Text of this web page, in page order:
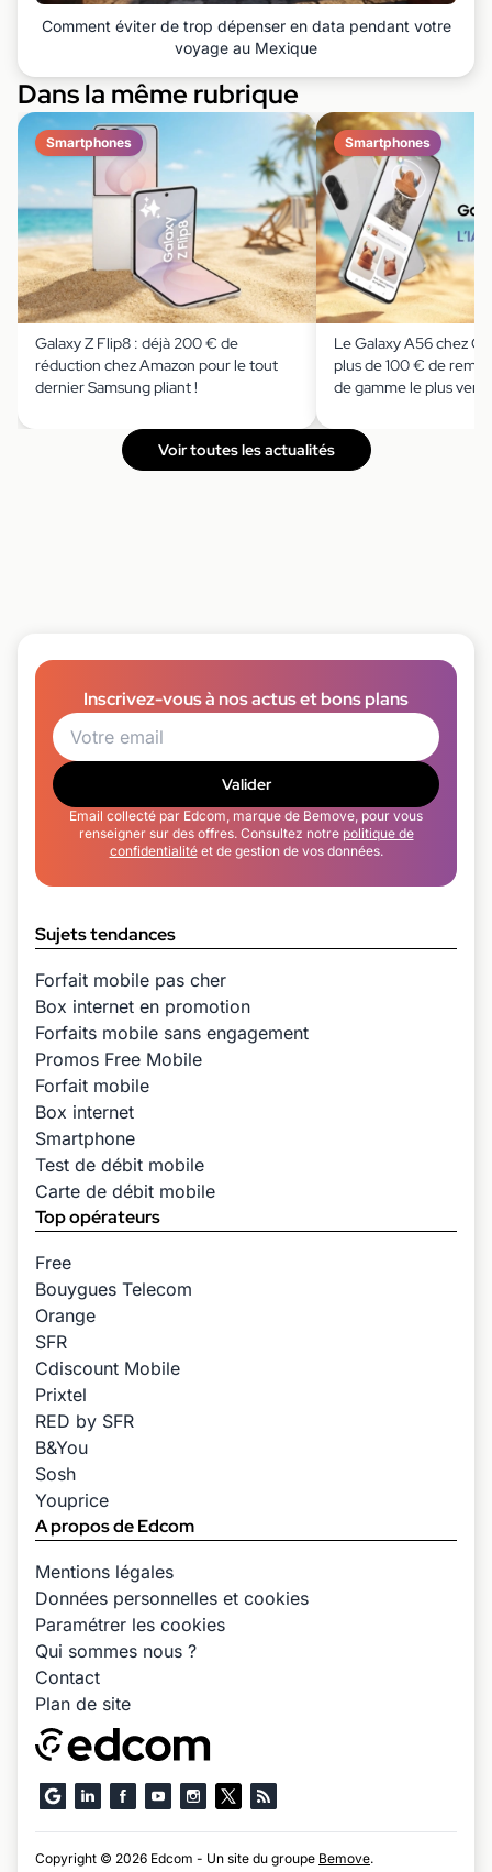
Comment éviter de trop dépenser en data pendant votre
voyage au Mexique
Dans la même rubrique
Smartphones
Galaxy Z Flip8 : déjà 200 € de
réduction chez Amazon pour le tout
dernier Samsung pliant !
Smartphones
Le Galaxy A56 chez
plus de 100 € de
de gamme le plus
Voir toutes les actualités
Inscrivez-vous à nos actus et bons plans
Valider
Email collecté par Edcom, marque de Bemove, pour vous
renseigner sur des offres. Consultez notre politique de
confidentialitéet de gestion de vos données.
Sujets tendances
Forfait mobile pas cher
Box internet en promotion
Forfaits mobile sans engagement
Promos Free Mobile
Forfait mobile
Box internet
Smartphone
Test de débit mobile
Carte de débit mobile
Top opérateurs
Free
Bouygues Telecom
Orange
SFR
Cdiscount Mobile
Prixtel
RED by SFR
B&You
Sosh
Youprice
A propos de Edcom
Mentions légales
Données personnelles et cookies
Paramétrer les cookies
Qui sommes nous ?
Contact
Plan de site
Copyright © 2026 Edcom - Un site du groupe Bemove.